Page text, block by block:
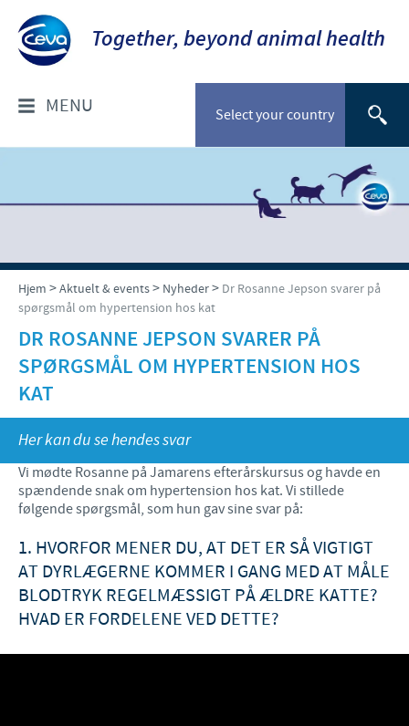
Together, beyond animal health
Select your country
MENU
Til kæledyr
Til stordyr
VÆLG DYREART
Kæledyr
Gris
Fjerkræ
NYHEDER & EVENTS
TIL FORHANDLERE
Materiale til download
Ceva Onlineuddannelse
KONTAKT
Ledelsen Ceva Nordic
Grise, fagspecialister
Hjem >Aktuelt & events> Nyheder> Dr Rosanne Jepson svarer på
spørgsmål om hypertension hos kat
DR ROSANNE JEPSON SVARER PÅ
SPØRGSMÅL OM HYPERTENSION HOS
KAT
Her kan du se hendes svar
Vi mødte Rosanne på Jamarens efterårskursus og havde en
spændende snak om hypertension hos kat. Vi stillede
følgende spørgsmål, som hun gav sine svar på:
1. HVORFOR MENER DU, AT DET ER SÅ VIGTIGT
AT DYRLÆGERNE KOMMER I GANG MED AT MÅLE
BLODTRYK REGELMÆSSIGT PÅ ÆLDRE KATTE?
HVAD ER FORDELENE VED DETTE?